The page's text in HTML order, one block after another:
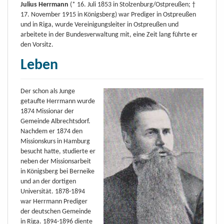
Julius Herrmann (* 16. Juli 1853 in Stolzenburg/Ostpreußen; †
17. November 1915 in Königsberg) war Prediger in Ostpreußen
und in Riga, wurde Vereinigungsleiter in Ostpreußen und
arbeitete in der Bundesverwaltung mit, eine Zeit lang führte er
den Vorsitz.
Leben
Der schon als Junge
getaufte Herrmann wurde
1874 Missionar der
Gemeinde Albrechtsdorf.
Nachdem er 1874 den
Missionskurs in Hamburg
besucht hatte, studierte er
neben der Missionsarbeit
in Königsberg bei Berneike
und an der dortigen
Universität. 1878-1894
war Herrmann Prediger
der deutschen Gemeinde
in Riga. 1894-1896 diente